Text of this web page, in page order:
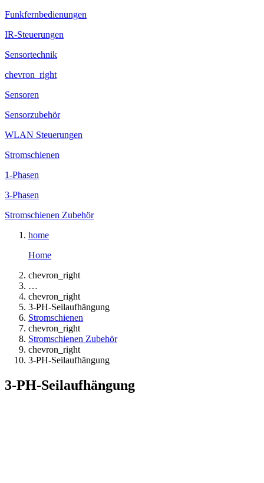
Funkfernbedienungen
IR-Steuerungen
Sensortechnik
chevron_right
Sensoren
Sensorzubehör
WLAN Steuerungen
Stromschienen
1-Phasen
3-Phasen
Stromschienen Zubehör
home
Home
chevron_right
…
chevron_right
3-PH-Seilaufhängung
Stromschienen
chevron_right
Stromschienen Zubehör
chevron_right
3-PH-Seilaufhängung
3-PH-Seilaufhängung